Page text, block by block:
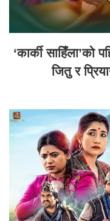
‘कार्की साहिँला’को
जितु र